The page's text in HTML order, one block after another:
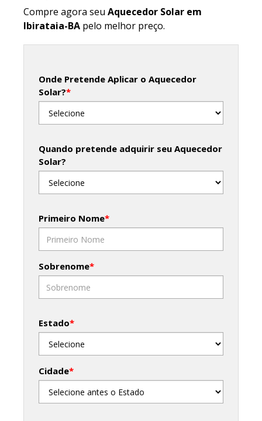
Compre agora seu Aquecedor Solar em
Ibirataia-BA pelo melhor preço.
Onde Pretende Aplicar o Aquecedor
Solar?*
Quando pretende adquirir seu Aquecedor
Solar?
Primeiro Nome*
Sobrenome*
Estado*
Cidade*